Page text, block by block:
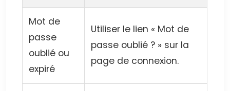
Mot de
passe
oublié ou
expiré
Utiliser le lien « Mot de
passe oublié ? » sur la
page de connexion.